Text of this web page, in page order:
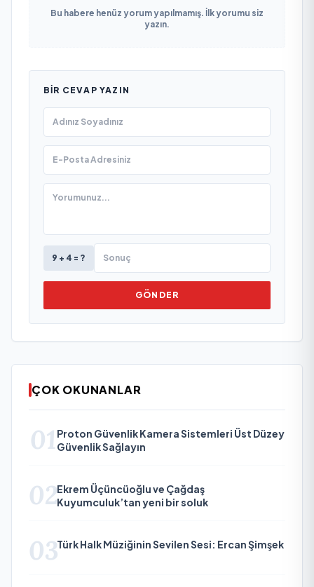
Bu habere henüz yorum yapılmamış. İlk yorumu siz
yazın.
BIR CEVAP YAZIN
9 + 4 = ?
GÖNDER
ÇOK OKUNANLAR
01 Proton Güvenlik Kamera Sistemleri Üst Düzey
Güvenlik Sağlayın
02Ekrem Üçüncüoğlu ve Çağdaş
Kuyumculuk’tan yeni bir soluk
03Türk Halk Müziğinin Sevilen Sesi: Ercan Şimşek